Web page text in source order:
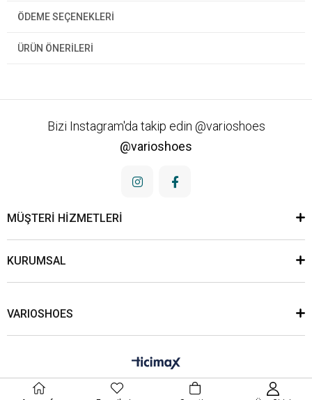
ÖDEME SEÇENEKLERI
ÜRÜN ÖNERILERI
Bizi Instagram'da takip edin @varioshoes
@varioshoes
MÜŞTERİ HİZMETLERİ
KURUMSAL
VARIOSHOES